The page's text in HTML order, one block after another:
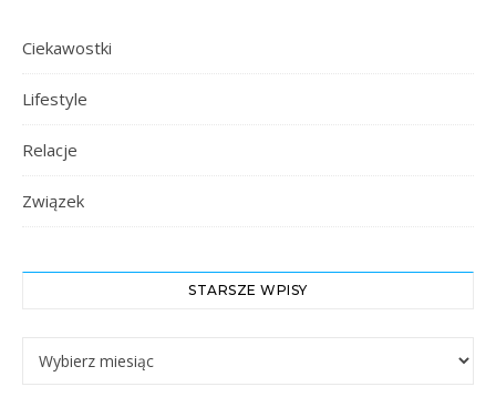
Ciekawostki
Lifestyle
Relacje
Związek
STARSZE WPISY
Starsze Wpisy